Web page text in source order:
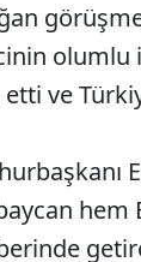
olumlu
ve